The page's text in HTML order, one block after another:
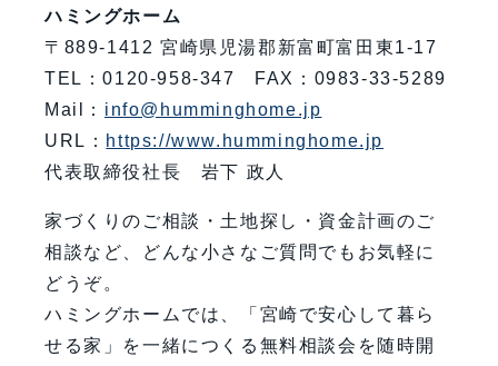
ハミングホーム
〒889-1412 宮崎県児湯郡新富町富田東1-17
TEL：0120-958-347 FAX：0983-33-5289
Mail： info@humminghome.jp
URL： https://www.humminghome.jp
代表取締役社長 岩下 政人
家づくりのご相談・土地探し・資金計画のご
相談など、どんな小さなご質問でもお気軽に
どうぞ。
ハミングホームでは、「宮崎で安心して暮ら
せる家」を一緒につくる無料相談会を随時開